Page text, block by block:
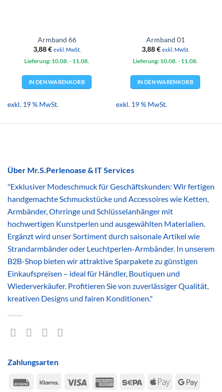
Armband 66
3,88€ exkl. MwSt.
Lieferung: 10.08. - 11.08.
IN DEN WARENKORB
exkl. 19 % MwSt.
Armband 01
3,88€ exkl. MwSt.
Lieferung: 10.08. - 11.08.
IN DEN WARENKORB
exkl. 19 % MwSt.
Über Mr.S.Perlenoase & IT Services
"Exklusiver Modeschmuck für Geschäftskunden: Wir fertigen
handgemachte Schmuckstücke und Accessoires wie Ketten,
Armbänder, Ohrringe und Schlüsselanhänger mit
hochwertigen Kunstperlen und ausgewählten Materialien.
Ergänzt wird unser Sortiment durch saisonale Artikel wie
Strandarmbänder oder Leuchtperlen-Armbänder. In unserem
B2B-Shop bieten wir attraktive Sparpakete zu günstigen
Einkaufspreisen – ideal für Händler, Boutiquen und
Wiederverkäufer. Profitieren Sie von zuverlässiger Qualität,
kreativen Designs und fairen Konditionen."
Zahlungsarten
Rechung
Klarna Visa
American Sepa
Apple
Google